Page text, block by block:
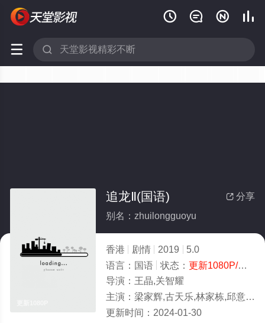
   
 
 分享
追龙Ⅱ(国语)
别名：zhuilongguoyu
香港 剧情 2019
5.0
语言： 国语 状态： 更新1080P/高清
导演： 王晶,关智耀
主演： 梁家辉,古天乐,林家栋,邱意浓,叶项明,任达华,杜江,王敏德,余安安,韦家雄,陈伟雄,黄竣锋,王宝葆,秦
更新时间： 2024-01-30